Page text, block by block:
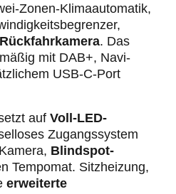
Zonen-Klimaautomatik,
. Das
mit DAB+, Navi-
USB-C-Port
auf Voll-LED-
Zugangssystem
Blindspot-
Tempomat. Sitzheizung,
erweiterte